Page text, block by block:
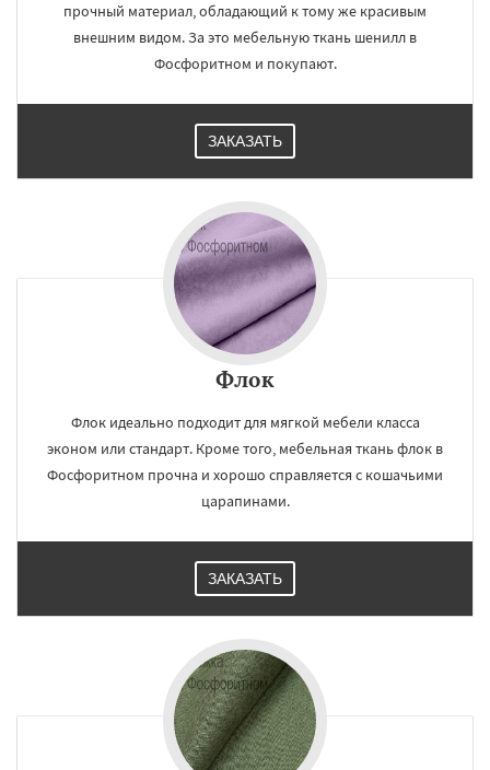
прочный материал, обладающий к тому же красивым
внешним видом. За это мебельную ткань шенилл в
Фосфоритном и покупают.
ЗАКАЗАТЬ
Флок
Флок идеально подходит для мягкой мебели класса
эконом или стандарт. Кроме того, мебельная ткань флок в
Фосфоритном прочна и хорошо справляется с кошачьими
царапинами.
ЗАКАЗАТЬ